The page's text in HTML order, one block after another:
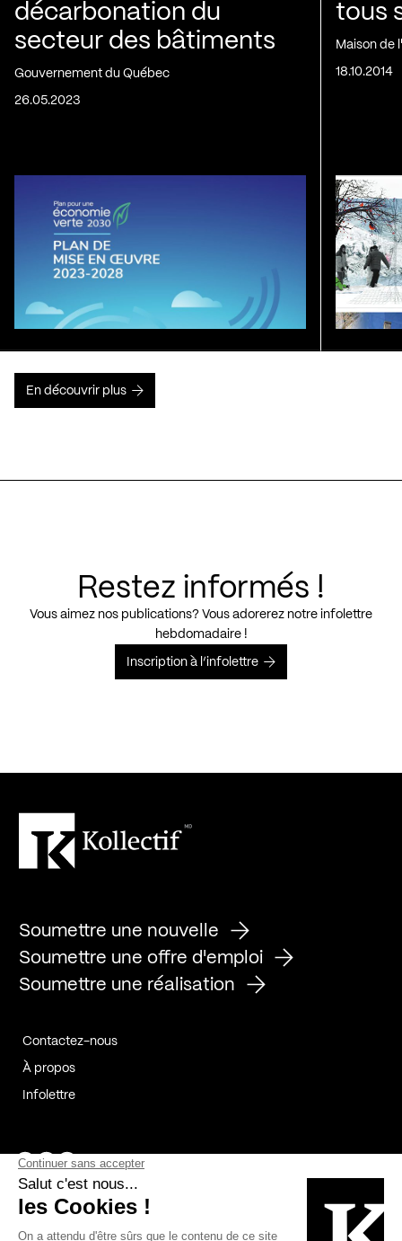
décarbonation du
secteur des bâtiments
Gouvernement du Québec
26.05.2023
tous
Maison de
18.10.2014
En découvrir plus
Restez informés !
Vous aimez nos publications? Vous adorerez notre infolettre
hebdomadaire !
Inscription à l’infolettre
Soumettre une nouvelle
Soumettre une offre d'emploi
Soumettre une réalisation
Contactez-nous
À propos
Infolettre
Page Facebook de Kollectif
Page Instagram de Kollectif
Page Linkedin de Kollectif